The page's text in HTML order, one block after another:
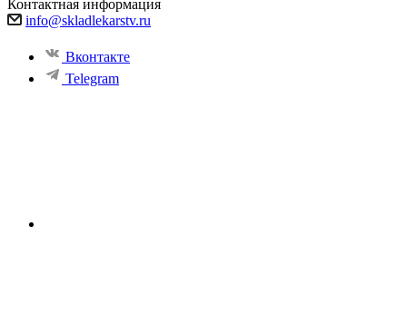
Контактная информация
info@skladlekarstv.ru
Вконтакте
Telegram